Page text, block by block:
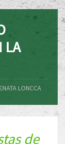
LA
LONCCA
de